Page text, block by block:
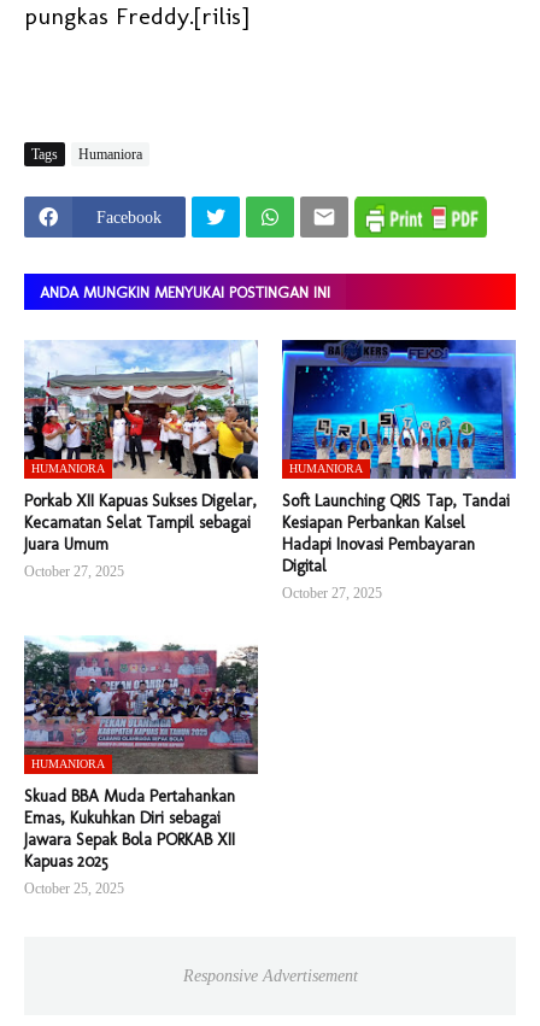
pungkas Freddy.[rilis]
Tags Humaniora
Facebook
ANDA MUNGKIN MENYUKAI POSTINGAN INI
HUMANIORA
Porkab XII Kapuas Sukses Digelar,
Kecamatan Selat Tampil sebagai
Juara Umum
October 27, 2025
HUMANIORA
Soft Launching QRIS Tap, Tandai
Kesiapan Perbankan Kalsel
Hadapi Inovasi Pembayaran
Digital
October 27, 2025
HUMANIORA
Skuad BBA Muda Pertahankan
Emas, Kukuhkan Diri sebagai
Jawara Sepak Bola PORKAB XII
Kapuas 2025
October 25, 2025
Responsive Advertisement